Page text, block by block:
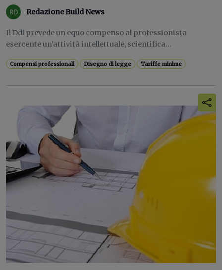
Redazione Build News
Il Ddl prevede un equo compenso al professionista
esercente un’attività intellettuale, scientifica...
Compensi professionali Disegno di legge Tariffe minime